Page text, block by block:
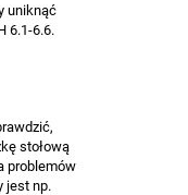
uniknąć
6.1-6.6.
stołową
problemów
jest np.